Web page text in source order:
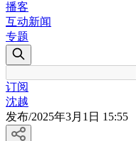
播客
互动新闻
专题
订阅
沈越
发布/2025年3月1日 15:55